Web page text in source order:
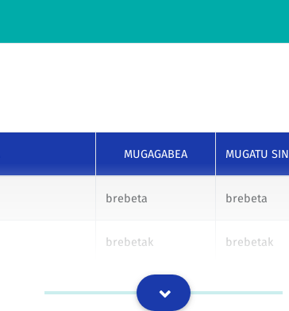
MUGAGABEA MUGATU
brebeta brebeta
brebetak brebetak
brebetari